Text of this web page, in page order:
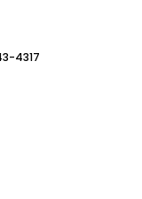
4317